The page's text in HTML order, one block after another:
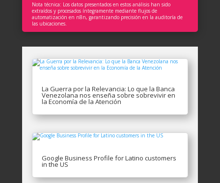
Nota técnica: Los datos presentados en estos análisis han sido
extraídos y procesados íntegramente mediante flujos de
automatización en n8n, garantizando precisión en la auditoría de
las ubicaciones.
La Guerra por la Relevancia: Lo que la Banca
Venezolana nos enseña sobre sobrevivir en
la Economía de la Atención
Google Business Profile for Latino customers
in the US